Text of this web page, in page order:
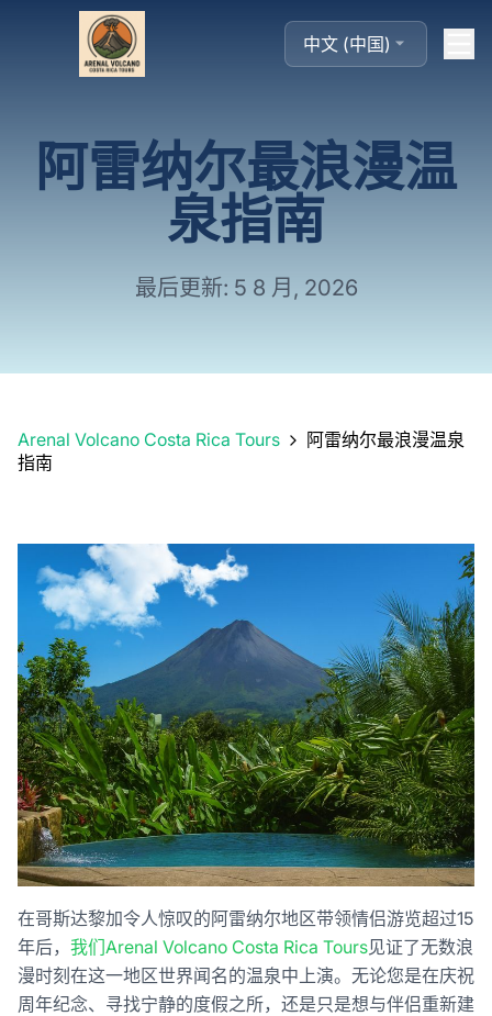
中文 (中国)
阿雷纳尔最浪漫温
泉指南
最后更新: 5 8 月, 2026
Arenal Volcano Costa Rica Tours
阿雷纳尔最浪漫温泉
指南
在哥斯达黎加令人惊叹的阿雷纳尔地区带领情侣游览超过15
年后， 我们Arenal Volcano Costa Rica Tours见证了无数浪
漫时刻在这一地区世界闻名的温泉中上演。无论您是在庆祝
周年纪念、寻找宁静的度假之所，还是只是想与伴侣重新建